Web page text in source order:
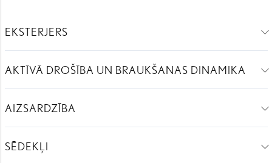
EKSTERJERS
AKTĪVĀ DROŠĪBA UN BRAUKŠANAS DINAMIKA
AIZSARDZĪBA
SĒDEKĻI